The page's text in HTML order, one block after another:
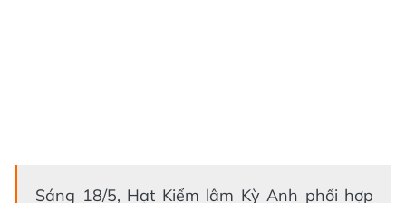
Sáng 18/5, Hạt Kiểm lâm Kỳ Anh phối hợp